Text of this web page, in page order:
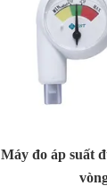
Máy đo áp suất